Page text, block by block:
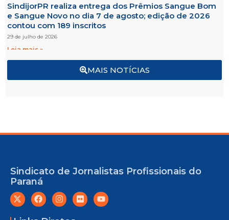
MAIS NOTÍCIAS
SindijorPR realiza entrega dos Prêmios Sangue Bom
e Sangue Novo no dia 7 de agosto; edição de 2026
contou com 189 inscritos
29 de julho de 2026
Leia mais »
Sindicato de Jornalistas Profissionais do
Paraná